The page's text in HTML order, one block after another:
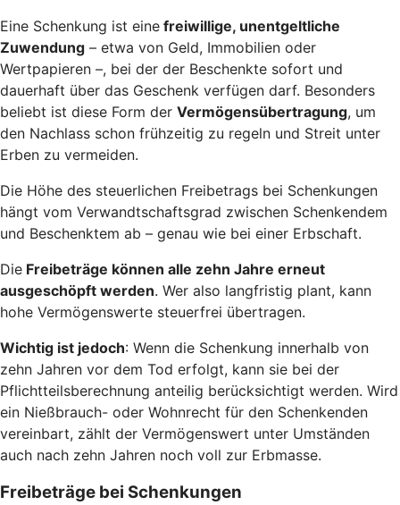
Eine Schenkung ist eine freiwillige, unentgeltliche
Zuwendung – etwa von Geld, Immobilien oder
Wertpapieren –, bei der der Beschenkte sofort und
dauerhaft über das Geschenk verfügen darf. Besonders
beliebt ist diese Form der Vermögensübertragung, um
den Nachlass schon frühzeitig zu regeln und Streit unter
Erben zu vermeiden.
Die Höhe des steuerlichen Freibetrags bei Schenkungen
hängt vom Verwandtschaftsgrad zwischen Schenkendem
und Beschenktem ab – genau wie bei einer Erbschaft.
Die Freibeträge können alle zehn Jahre erneut
ausgeschöpft werden. Wer also langfristig plant, kann
hohe Vermögenswerte steuerfrei übertragen.
Wichtig ist jedoch: Wenn die Schenkung innerhalb von
zehn Jahren vor dem Tod erfolgt, kann sie bei der
Pflichtteilsberechnung anteilig berücksichtigt werden. Wird
ein Nießbrauch- oder Wohnrecht für den Schenkenden
vereinbart, zählt der Vermögenswert unter Umständen
auch nach zehn Jahren noch voll zur Erbmasse.
Freibeträge bei Schenkungen